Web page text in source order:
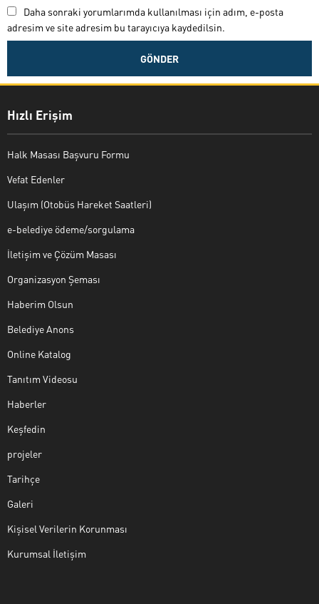
Daha sonraki yorumlarımda kullanılması için adım, e-posta
adresim ve site adresim bu tarayıcıya kaydedilsin.
Hızlı Erişim
Halk Masası Başvuru Formu
Vefat Edenler
Ulaşım (Otobüs Hareket Saatleri)
e-belediye ödeme/sorgulama
İletişim ve Çözüm Masası
Organizasyon Şeması
Haberim Olsun
Belediye Anons
Online Katalog
Tanıtım Videosu
Haberler
Keşfedin
projeler
Tarihçe
Galeri
Kişisel Verilerin Korunması
Kurumsal İletişim